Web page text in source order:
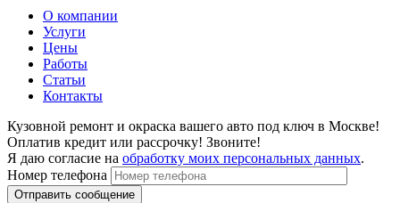
О компании
Услуги
Цены
Работы
Статьи
Контакты
Кузовной ремонт и окраска вашего авто под ключ в Москве!
Оплатив кредит или рассрочку! Звоните!
Я даю согласие на обработку моих персональных данных.
Номер телефона